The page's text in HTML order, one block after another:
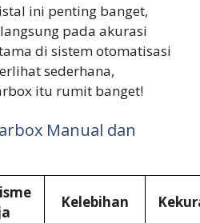
ini penting banget,
pada akurasi
di sistem otomatisasi
sederhana,
itu rumit banget!
Manual dan
Kelebihan